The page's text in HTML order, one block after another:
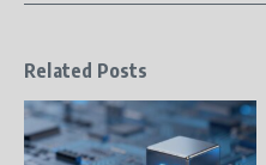
Related Posts